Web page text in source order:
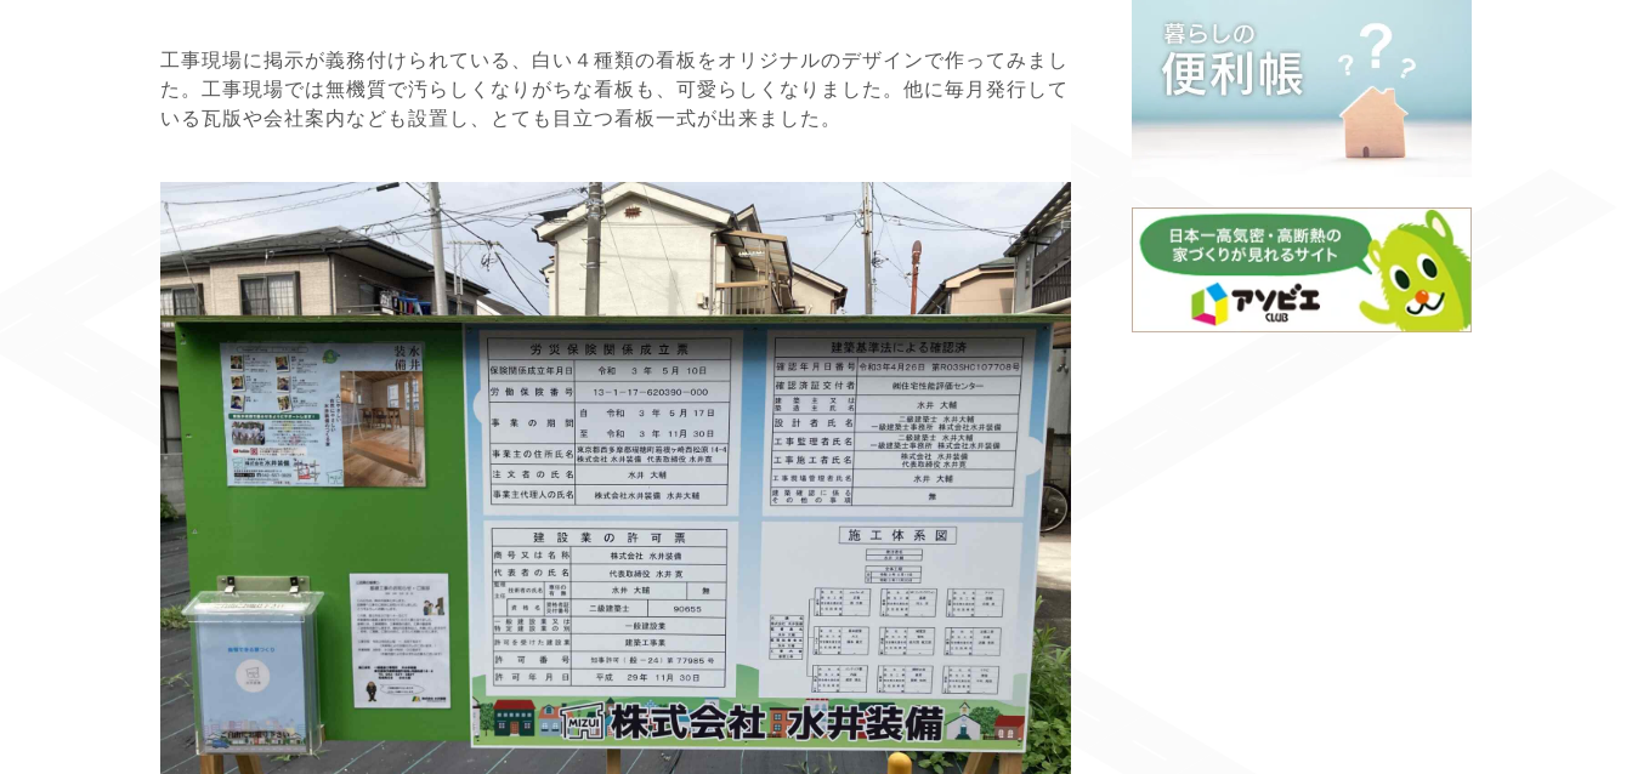
工事現場に掲示が義務付けられている、白い４種類の看板をオリジナルのデザインで作ってみまし
た。工事現場では無機質で汚らしくなりがちな看板も、可愛らしくなりました。他に毎月発行して
いる瓦版や会社案内なども設置し、とても目立つ看板一式が出来ました。